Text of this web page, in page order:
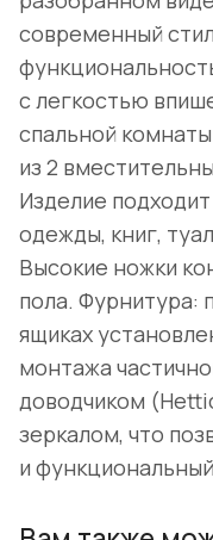
современный
с легкостью
спальной
из 2
Изделие
одежды, книг,
Высокие ножки
пола. Фурнитура:
ящиках
монтажа
доводчиком
зеркалом, что
и